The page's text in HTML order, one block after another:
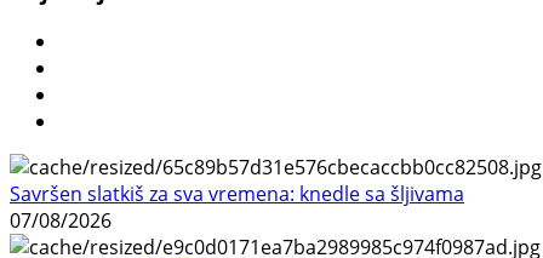
Savršen slatkiš za sva vremena: knedle sa šljivama
07/08/2026